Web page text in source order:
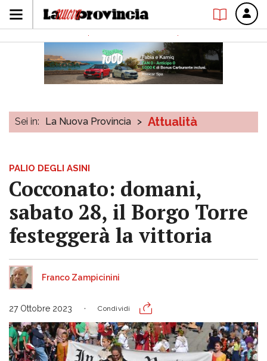
Sei in: La Nuova Provincia > Attualità
PALIO DEGLI ASINI
Cocconato: domani,
sabato 28, il Borgo Torre
festeggerà la vittoria
Franco Zampicinini
27 Ottobre 2023 Condividi